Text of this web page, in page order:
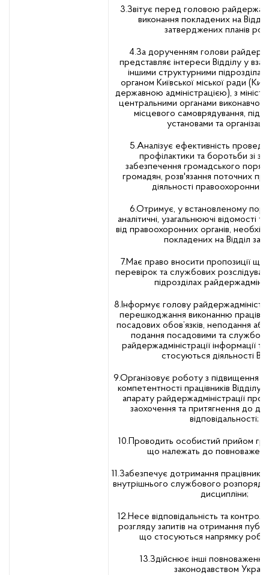
3.Звітує перед головою
виконання покладених на Відділ
затверджених планів
4.За дорученням голови
представляє інтереси Відділу у
іншими структурними
органом Київської міської ради
державною адміністрацією), з
центральними органами виконавчої
місцевого самоврядування,
установами та
5.Аналізує ефективність
профілактики та боротьби зі
забезпечення громадського
громадян, розв'язання поточних
діяльності правоохоронних
6.Отримує, у встановленому
аналітичні, узагальнюючі відомості
від правоохоронних органів,
покладених на Відділ
7.Має право вносити пропозиції
перевірок та службових
підрозділах
8.Інформує голову
перешкоджання виконанню
посадових обов’язків, неподання
подання посадовими та
райдержадміністрації інформації
стосуються діяльності
9.Організовує роботу з підвищення
компетентності працівників Відділу,
апарату райдержадміністрації
заохочення та притягнення до
відповідальності;
10.Проводить особистий прийом
що належать до повноважень
11.Забезпечує дотримання
внутрішнього службового
дисципліни;
12.Несе відповідальність та
розгляду запитів на отримання
що стосуються напрямку
13.Здійснює інші повноваження,
законодавством